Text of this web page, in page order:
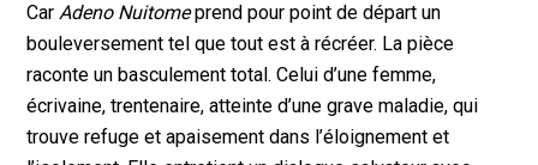
CarAdeno Nuitomeprend pour point de départ un
bouleversement tel que tout est à récréer. La pièce
raconte un basculement total. Celui d’une femme,
écrivaine, trentenaire, atteinte d’une grave maladie, qui
trouve refuge et apaisement dans l’éloignement et